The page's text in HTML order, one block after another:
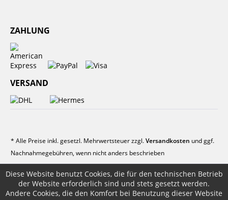
ZAHLUNG
VERSAND
* Alle Preise inkl. gesetzl. Mehrwertsteuer zzgl.Versandkosten und ggf.
Nachnahmegebühren, wenn nicht anders beschrieben
Diese Website benutzt Cookies, die für den technischen Betrieb
der Website erforderlich sind und stets gesetzt werden.
Andere Cookies, die den Komfort bei Benutzung dieser Website